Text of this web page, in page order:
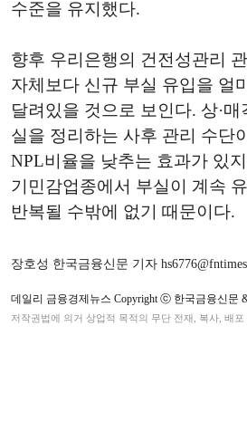
수준을 유지했다.
향후 우리은행의 건전성관리
자체보다 신규 부실 유입을 얼
달려있을 것으로 보인다. 상·
실을 정리하는 사후 관리 수단
NPL비율을 낮추는 효과가 있
기민감업종에서 부실이 계속
반복될 수밖에 없기 때문이다.
장호성 한국금융신문 기자
데일리 금융경제뉴스 Copyright ⓒ 한국금융신문
저작권법에 의거 상업적 목적의 무단 전재, 복사, 배포